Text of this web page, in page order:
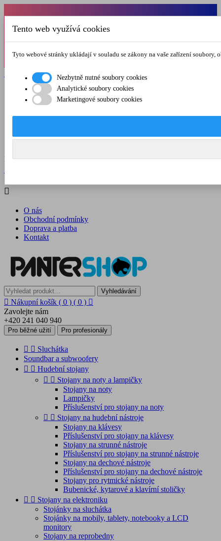
Od 1.7.-31.8.2026 budeme mít v pátek
zkrácenou provozní dobu do 12.00 hod. Přejeme
Registrovat  Přihlásit se
O nás
Kontakt
Menu  

O nás
Obchodní podmínky
Doprava a platba
Kontakt
Vyhledávání
 Nákupní košík ( 0 ) ( 0 ) 
Zavolejte nám
+420 241 040 940
Pro běžné užití Pro profesionály
  Sluchátka
Soundbar a subwoofery
  Hudební stojany
  Stojany na noty a lampičky
Stojany na noty
Lampičky
Příslušenství pro stojany na noty
  Stojany na hudební nástroje
Stojany na klávesy
Příslušenství pro stojany na klávesy
Stojany na strunné nástroje
Příslušenství pro stojany na strunné nástroje
Stojany na dechové nástroje
Příslušenství pro stojany na dechové nástroje
Stojany pro rytmické nástroje
Bubenické, kytarové a klavírní stoličky
  Stojany na elektroniku
Stojánky na sluchátka
Stojánky na mobily, tablety, notebooky a LCD
monitory
Stojany na reprobedny
Tento web využívá cookies
Tyto webové stránky ukládají v souladu se zákony na vaše zařízení
Nezbytně nutné soubory cookies
Analytické soubory cookies
Marketingové soubory cookies